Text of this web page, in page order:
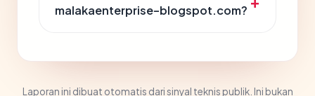
malakaenterprise-blogspot.com?
Laporan ini dibuat otomatis dari sinyal teknis publik. Ini bukan